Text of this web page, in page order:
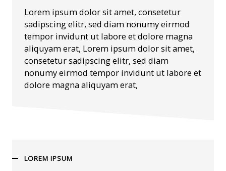
Lorem ipsum dolor sit amet, consetetur
sadipscing elitr, sed diam nonumy eirmod
tempor invidunt ut labore et dolore magna
aliquyam erat, Lorem ipsum dolor sit amet,
consetetur sadipscing elitr, sed diam
nonumy eirmod tempor invidunt ut labore et
dolore magna aliquyam erat,
LOREM IPSUM